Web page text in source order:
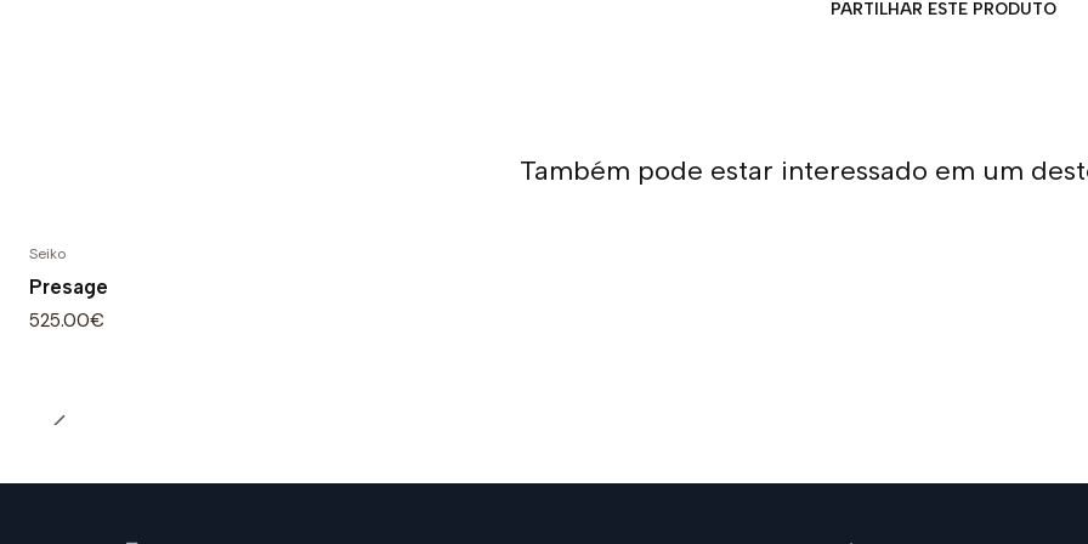
PARTILHAR ESTE PRODUTO
Também pode estar interessado em um
Seiko
Presage
525.00€